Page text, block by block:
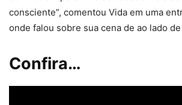
consciente”, comentou Vida em uma
onde falou sobre sua cena de ao lado
Confira…